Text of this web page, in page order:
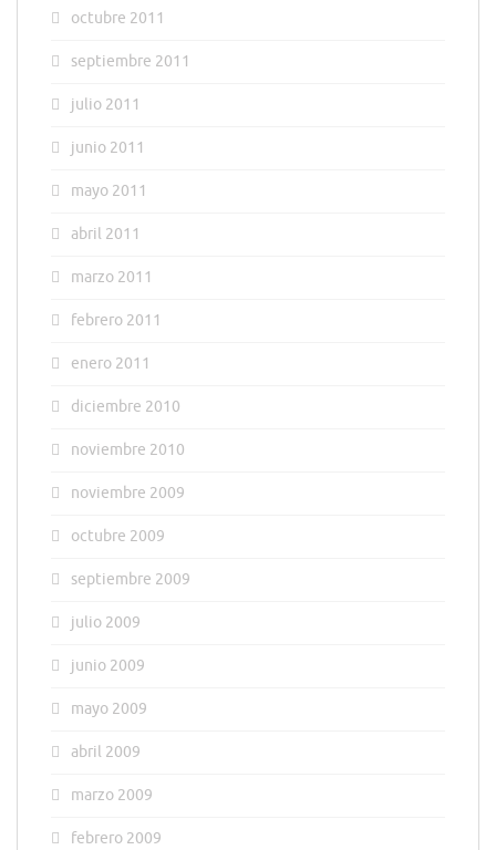
octubre 2011
septiembre 2011
julio 2011
junio 2011
mayo 2011
abril 2011
marzo 2011
febrero 2011
enero 2011
diciembre 2010
noviembre 2010
noviembre 2009
octubre 2009
septiembre 2009
julio 2009
junio 2009
mayo 2009
abril 2009
marzo 2009
febrero 2009